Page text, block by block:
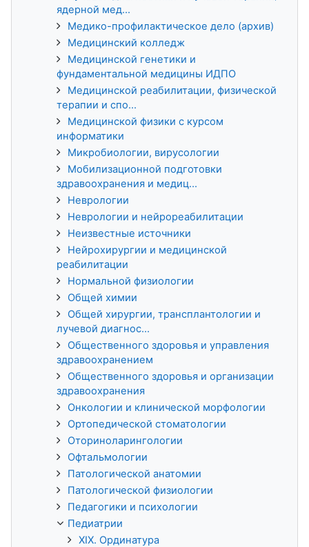
ядерной мед...
Медико-профилактическое дело (архив)
Медицинский колледж
Медицинской генетики и
фундаментальной медицины ИДПО
Медицинской реабилитации, физической
терапии и спо...
Медицинской физики с курсом
информатики
Микробиологии, вирусологии
Мобилизационной подготовки
здравоохранения и медиц...
Неврологии
Неврологии и нейрореабилитации
Неизвестные источники
Нейрохирургии и медицинской
реабилитации
Нормальной физиологии
Общей химии
Общей хирургии, трансплантологии и
лучевой диагнос...
Общественного здоровья и управления
здравоохранением
Общественного здоровья и организации
здравоохранения
Онкологии и клинической морфологии
Ортопедической стоматологии
Оториноларингологии
Офтальмологии
Патологической анатомии
Патологической физиологии
Педагогики и психологии
Педиатрии
XIX. Ординатура